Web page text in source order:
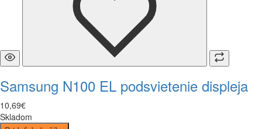
Samsung N100 EL podsvietenie displeja
10,69€
Skladom